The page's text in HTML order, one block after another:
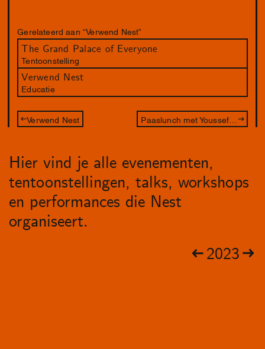
Gerelateerd aan “Verwend Nest”
The Grand Palace of Everyone
Tentoonstelling
Verwend Nest
Educatie
Verwend Nest
Hier vind je alle evenementen,
tentoonstellingen, talks, workshops
en performances die Nest
organiseert.
2023